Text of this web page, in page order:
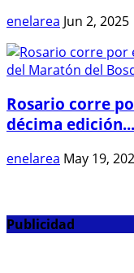
enelarea Jun 2, 2025
Rosario corre
décima edición...
enelarea May 19,
Publicidad